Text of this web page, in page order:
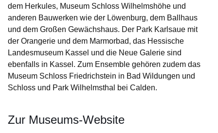
dem Herkules, Museum Schloss Wilhelmshöhe und
anderen Bauwerken wie der Löwenburg, dem Ballhaus
und dem Großen Gewächshaus. Der Park Karlsaue mit
der Orangerie und dem Marmorbad, das Hessische
Landesmuseum Kassel und die Neue Galerie sind
ebenfalls in Kassel . Zum Ensemble gehören zudem das
Museum Schloss Friedrichstein in Bad Wildungen und
Schloss und Park Wilhelmsthal
bei Calden.
Zur Museums-Website